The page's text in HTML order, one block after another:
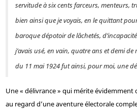
servitude à six cents farceurs, menteurs,
bien ainsi que je voyais, en le quittant
baroque dépotoir de lâchetés,
j’avais usé, en vain, quatre ans et demi de
du 11 mai 1924 fut ainsi, pour moi, une
Une « délivrance » qui mérite évidemment
au regard d’une aventure électorale